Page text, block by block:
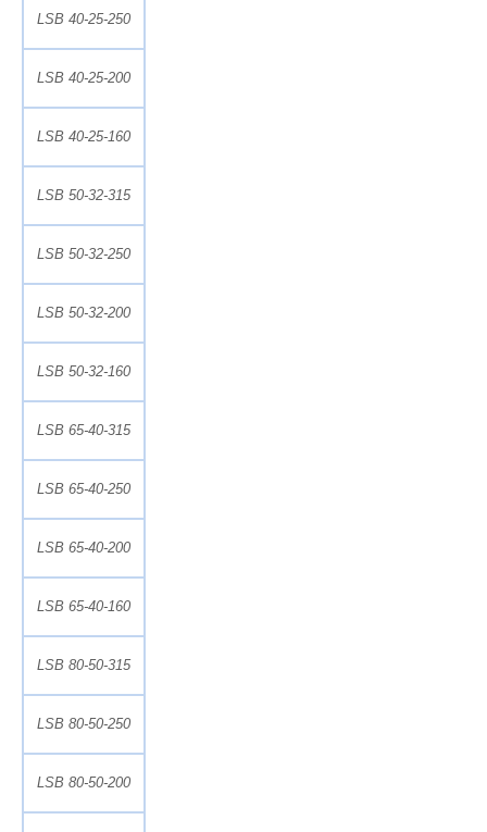
LSB 40-25-250
LSB 40-25-200
LSB 40-25-160
LSB 50-32-315
LSB 50-32-250
LSB 50-32-200
LSB 50-32-160
LSB 65-40-315
LSB 65-40-250
LSB 65-40-200
LSB 65-40-160
LSB 80-50-315
LSB 80-50-250
LSB 80-50-200